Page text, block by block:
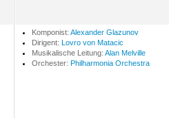
Komponist: Alexander Glazunov
Dirigent: Lovro von Matacic
Musikalische Leitung: Alan Melville
Orchester: Philharmonia Orchestra